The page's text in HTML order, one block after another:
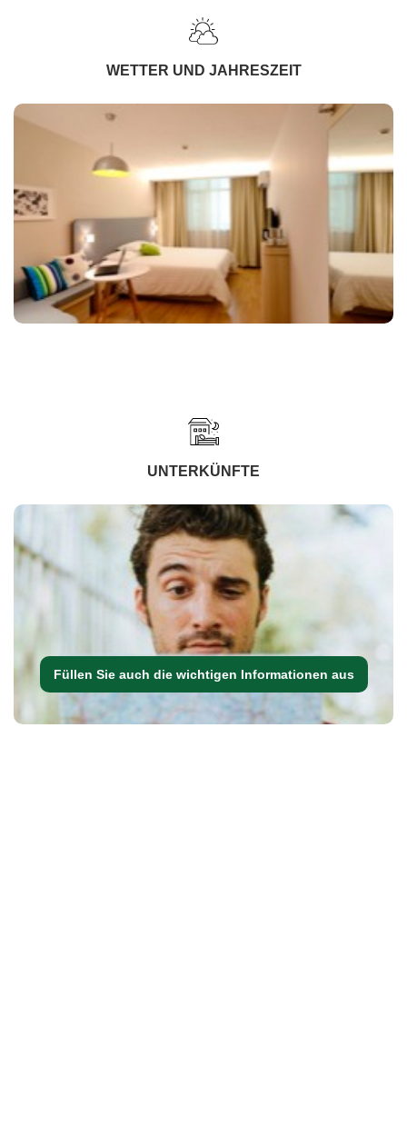
WETTER UND JAHRESZEIT
UNTERKÜNFTE
Füllen Sie auch die wichtigen Informationen aus